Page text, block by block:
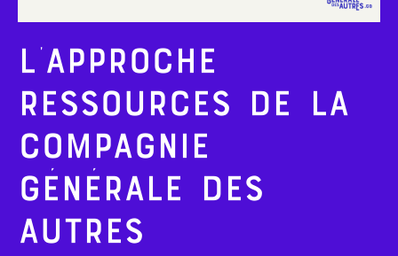
L’approche
ressources de la
Compagnie
Générale des
Autres